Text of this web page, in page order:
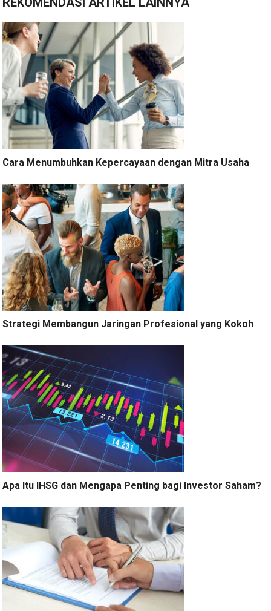
Cara Menumbuhkan Kepercayaan dengan Mitra Usaha
Strategi Membangun Jaringan Profesional yang Kokoh
Apa Itu IHSG dan Mengapa Penting bagi Investor Saham?